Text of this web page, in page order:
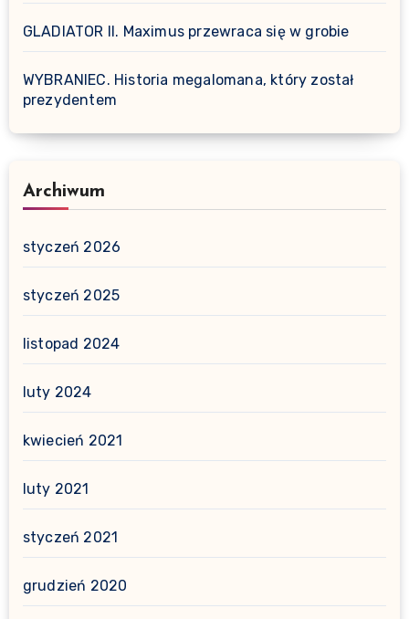
GLADIATOR II. Maximus przewraca się w grobie
WYBRANIEC. Historia megalomana, który został
prezydentem
Archiwum
styczeń 2026
styczeń 2025
listopad 2024
luty 2024
kwiecień 2021
luty 2021
styczeń 2021
grudzień 2020